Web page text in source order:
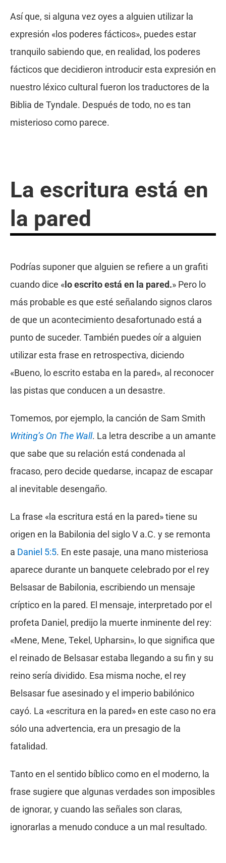
Así que, si alguna vez oyes a alguien utilizar la
expresión «los poderes fácticos», puedes estar
tranquilo sabiendo que, en realidad, los poderes
fácticos que decidieron introducir esta expresión en
nuestro léxico cultural fueron los traductores de la
Biblia de Tyndale. Después de todo, no es tan
misterioso como parece.
La escritura está en
la pared
Podrías suponer que alguien se refiere a un grafiti
cuando dice «lo escrito está en la pared.» Pero lo
más probable es que esté señalando signos claros
de que un acontecimiento desafortunado está a
punto de suceder. También puedes oír a alguien
utilizar esta frase en retrospectiva, diciendo
«Bueno, lo escrito estaba en la pared», al reconocer
las pistas que conducen a un desastre.
Tomemos, por ejemplo, la canción de Sam Smith
Writing’s On The Wall. La letra describe a un amante
que sabe que su relación está condenada al
fracaso, pero decide quedarse, incapaz de escapar
al inevitable desengaño.
La frase «la escritura está en la pared» tiene su
origen en la Babilonia del siglo V a.C. y se remonta
a Daniel 5:5. En este pasaje, una mano misteriosa
aparece durante un banquete celebrado por el rey
Belsasar de Babilonia, escribiendo un mensaje
críptico en la pared. El mensaje, interpretado por el
profeta Daniel, predijo la muerte inminente del rey:
«Mene, Mene, Tekel, Upharsin», lo que significa que
el reinado de Belsasar estaba llegando a su fin y su
reino sería dividido. Esa misma noche, el rey
Belsasar fue asesinado y el imperio babilónico
cayó. La «escritura en la pared» en este caso no era
sólo una advertencia, era un presagio de la
fatalidad.
Tanto en el sentido bíblico como en el moderno, la
frase sugiere que algunas verdades son imposibles
de ignorar, y cuando las señales son claras,
ignorarlas a menudo conduce a un mal resultado.